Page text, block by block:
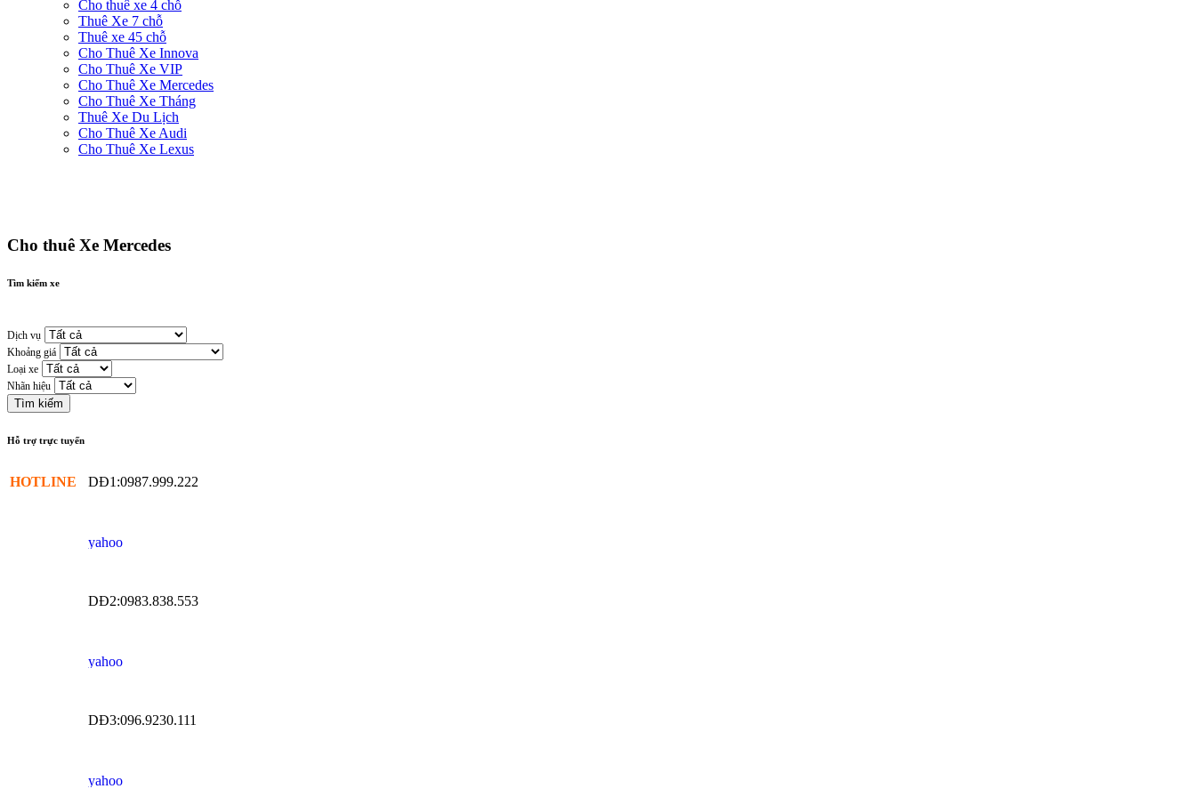
Cho thuê xe 4 chỗ
Thuê Xe 7 chỗ
Thuê xe 45 chỗ
Cho Thuê Xe Innova
Cho Thuê Xe VIP
Cho Thuê Xe Mercedes
Cho Thuê Xe Tháng
Thuê Xe Du Lịch
Cho Thuê Xe Audi
Cho Thuê Xe Lexus
Cho thuê Xe Mercedes
Tìm kiếm xe
Dịch vụ
Khoảng giá
Loại xe
Nhãn hiệu
Hỗ trợ trực tuyến
HOTLINE DĐ1:0987.999.222
DĐ2:0983.838.553
DĐ3:096.9230.111